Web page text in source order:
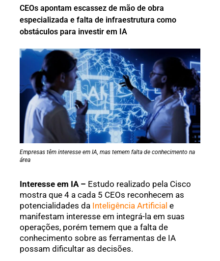
CEOs apontam escassez de mão de obra
especializada e falta de infraestrutura como
obstáculos para investir em IA
Empresas têm interesse em IA, mas temem falta de conhecimento na
área
Interesse em IA – Estudo realizado pela Cisco
mostra que 4 a cada 5 CEOs reconhecem as
potencialidades da Inteligência Artificial e
manifestam interesse em integrá-la em suas
operações, porém temem que a falta de
conhecimento sobre as ferramentas de IA
possam dificultar as decisões.